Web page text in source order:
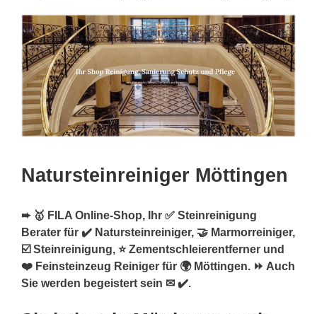
Natursteinreiniger Möttingen
➨ 🥇 FILA Online-Shop, Ihr ✅ Steinreinigung
Berater für ✔️ Natursteinreiniger, 🤝 Marmorreiniger,
☑️ Steinreinigung, ⭐ Zementschleierentferner und
❤️ Feinsteinzeug Reiniger für 🌍 Möttingen. ⏩ Auch
Sie werden begeistert sein ✉ ✔️.